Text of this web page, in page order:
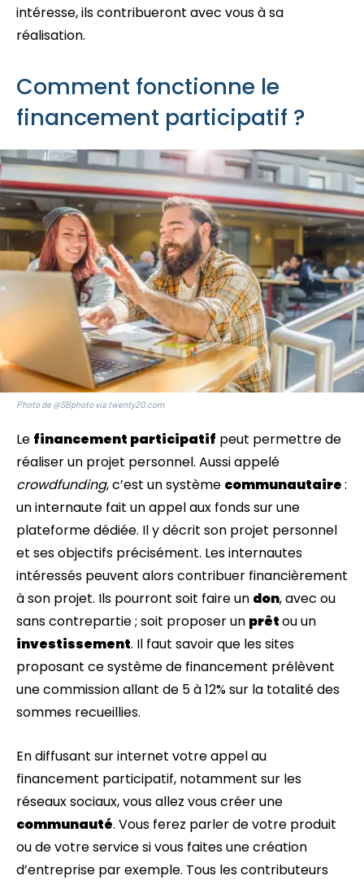
intéresse, ils contribueront avec vous à sa
réalisation.
Comment fonctionne le
financement participatif ?
Photo de @SBphoto via twenty20.com
Le financement participatif peut permettre de
réaliser un projet personnel. Aussi appelé
crowdfunding, c’est un système communautaire:
un internaute fait un appel aux fonds sur une
plateforme dédiée. Il y décrit son projet personnel
et ses objectifs précisément. Les internautes
intéressés peuvent alors contribuer financièrement
à son projet. Ils pourront soit faire un don, avec ou
sans contrepartie ; soit proposer un prêtou un
investissement. Il faut savoir que les sites
proposant ce système de financement prélèvent
une commission allant de 5 à 12% sur la totalité des
sommes recueillies.
En diffusant sur internet votre appel au
financement participatif, notamment sur les
réseaux sociaux, vous allez vous créer une
communauté. Vous ferez parler de votre produit
ou de votre service si vous faites une création
d’entreprise par exemple. Tous les contributeurs